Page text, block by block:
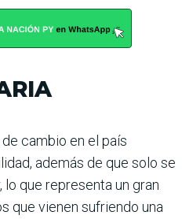
cambio en el país
ade­más de que solo se
que repre­senta un gran
que vienen sufriendo una